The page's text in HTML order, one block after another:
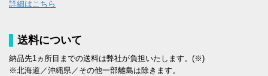
詳細はこちら
送料について
納品先1ヵ所目までの送料は弊社が負担いたします。(※)
※北海道／沖縄県／その他一部離島は除きます。